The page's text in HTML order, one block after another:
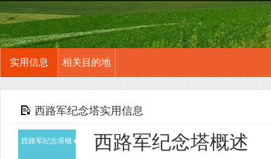
实用信息 相关目的地
西路军纪念塔实用信息
西路军纪念塔概 西路军纪念塔概述